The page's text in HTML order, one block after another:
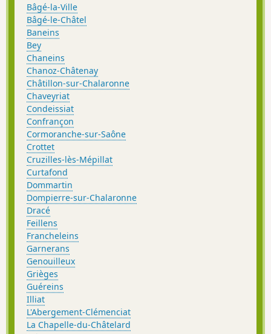
Bâgé-la-Ville
Bâgé-le-Châtel
Baneins
Bey
Chaneins
Chanoz-Châtenay
Châtillon-sur-Chalaronne
Chaveyriat
Condeissiat
Confrançon
Cormoranche-sur-Saône
Crottet
Cruzilles-lès-Mépillat
Curtafond
Dommartin
Dompierre-sur-Chalaronne
Dracé
Feillens
Francheleins
Garnerans
Genouilleux
Grièges
Guéreins
Illiat
L'Abergement-Clémenciat
La Chapelle-du-Châtelard